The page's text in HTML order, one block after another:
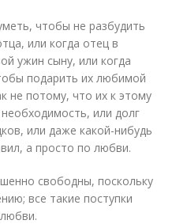
чтобы не разбудить
или когда отец в
ужин сыну, или когда
подарить их любимой
не потому, что их к этому
или долг
или даже какой-нибудь
а просто по любви.
свободны, поскольку
все такие поступки